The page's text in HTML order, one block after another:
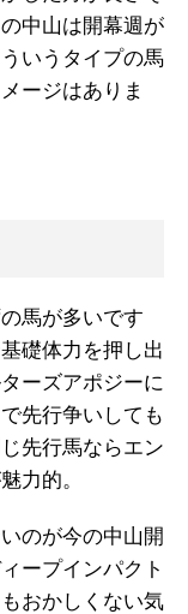
中山は開幕週が
いうタイプの馬
ージはありま
馬が多いです
礎体力を押し出
ーズアポジーに
先行争いしても
先行馬ならエン
力的。
のが今の中山開
ープインパクト
おかしくない気